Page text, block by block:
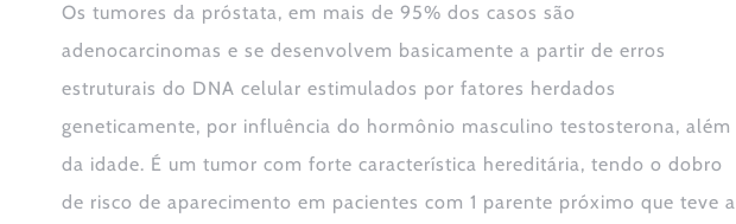
Os tumores da próstata, em mais de 95% dos casos são
adenocarcinomas e se desenvolvem basicamente a partir de erros
estruturais do DNA celular estimulados por fatores herdados
geneticamente, por influência do hormônio masculino testosterona, além
da idade. É um tumor com forte característica hereditária, tendo o dobro
de risco de aparecimento em pacientes com 1 parente próximo que teve a